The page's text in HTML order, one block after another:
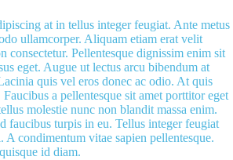
at in tellus integer feugiat. Ante metus
ullamcorper. Aliquam etiam erat velit
consectetur. Pellentesque dignissim enim sit
eget. Augue ut lectus arcu bibendum at
quis vel eros donec ac odio. At quis
a pellentesque sit amet porttitor eget
molestie nunc non blandit massa enim.
faucibus turpis in eu. Tellus integer feugiat
A condimentum vitae sapien pellentesque.
id diam.